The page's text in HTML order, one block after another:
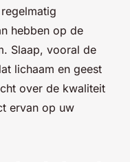
hebben op de
Slaap, vooral de
lichaam en geest
over de kwaliteit
ervan op uw